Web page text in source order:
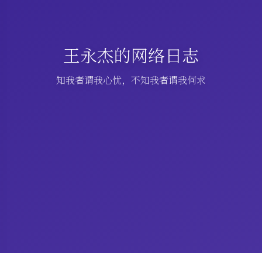
王永杰的网络日志
知我者谓我心忧，不知我者谓我何求